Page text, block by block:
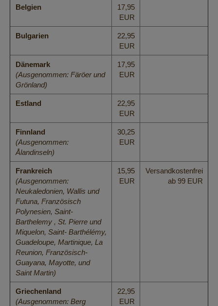
Belgien
17,95
EUR
Bulgarien
22,95
EUR
Dänemark
(Ausgenommen: Färöer und
Grönland)
17,95
EUR
Estland
22,95
EUR
Finnland
(Ausgenommen:
Ålandinseln)
30,25
EUR
Frankreich
(Ausgenommen:
Neukaledonien, Wallis und
Futuna, Französisch
Polynesien, Saint-
Barthelemy , St. Pierre und
Miquelon, Saint- Barthélémy,
Guadeloupe, Martinique, La
Reunion, Französisch-
Guayana, Mayotte, und
Saint Martin)
15,95
EUR
Versandkostenfrei
ab 99 EUR
Griechenland
(Ausgenommen: Berg
22,95
EUR